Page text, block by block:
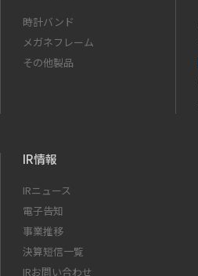
時計バンド
メガネフレーム
その他製品
IR情報
IRニュース
電子告知
事業推移
決算短信一覧
IRお問い合わせ